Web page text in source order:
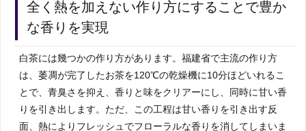
全く熱を加えない作り方にすることで豊か
な香りを実現
白茶には幾つかの作り方があります。福建省で主流の作り方
は、萎凋が完了したお茶を120℃の乾燥機に10分ほどいれるこ
とで、青臭さを抑え、香りと味をクリアーにし、同時に甘い香
りを引き出します。ただ、この工程は甘い香りを引き出す反
面、熱によりフレッシュでフローラルな香りを消してしまいま